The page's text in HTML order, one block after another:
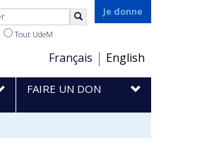
Je donne
Choix
de
la
langue
Français English
Tout UdeM
FAIRE UN DON